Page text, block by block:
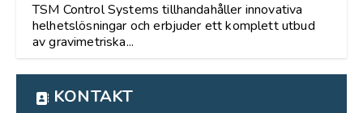
TSM Control Systems tillhandahåller innovativa
helhetslösningar och erbjuder ett komplett utbud
av gravimetriska...
KONTAKT